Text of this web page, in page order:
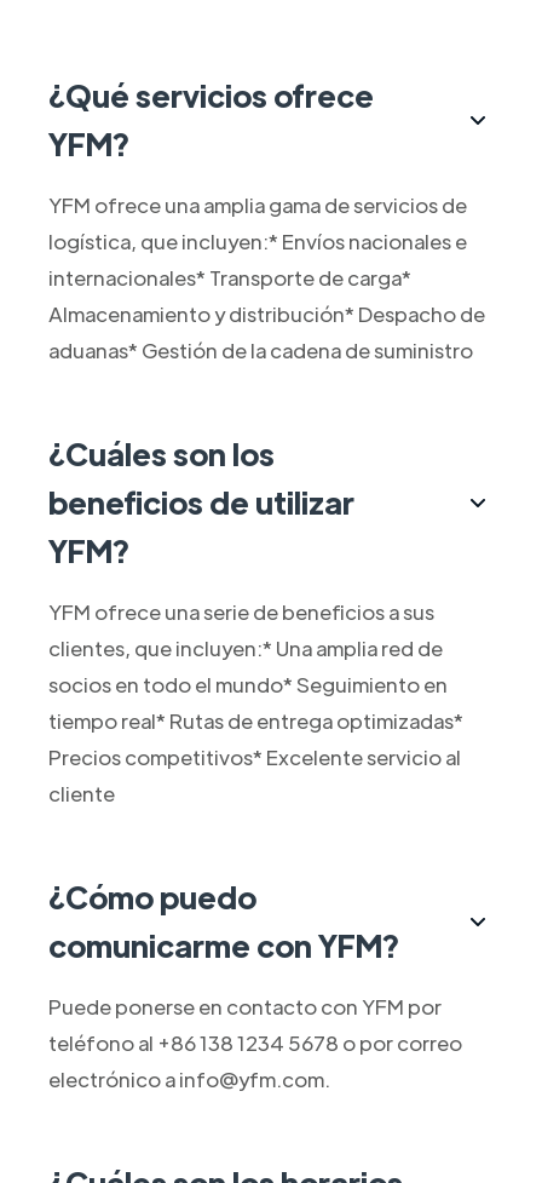
¿Qué servicios ofrece
YFM?
YFM ofrece una amplia gama de servicios de
logística, que incluyen:* Envíos nacionales e
internacionales* Transporte de carga*
Almacenamiento y distribución* Despacho de
aduanas* Gestión de la cadena de suministro
¿Cuáles son los
beneficios de utilizar
YFM?
YFM ofrece una serie de beneficios a sus
clientes, que incluyen:* Una amplia red de
socios en todo el mundo* Seguimiento en
tiempo real* Rutas de entrega optimizadas*
Precios competitivos* Excelente servicio al
cliente
¿Cómo puedo
comunicarme con YFM?
Puede ponerse en contacto con YFM por
teléfono al +86 138 1234 5678 o por correo
electrónico a info@yfm.com.